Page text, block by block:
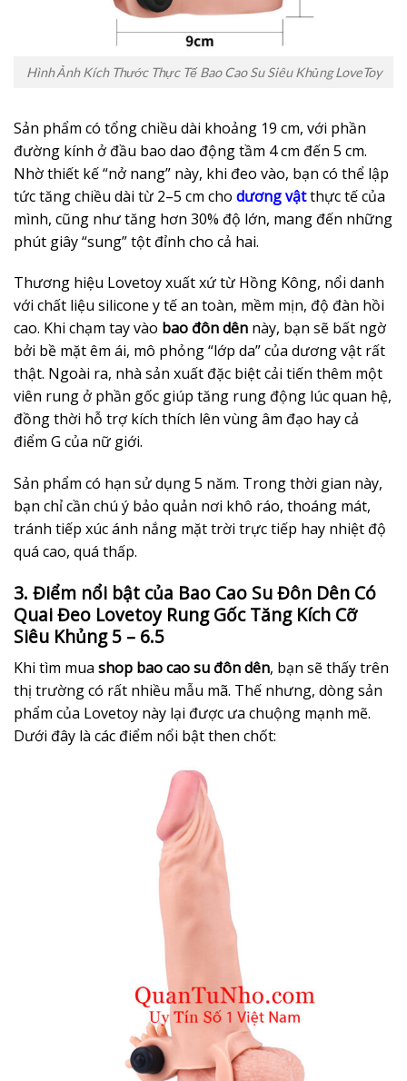
Hình Ảnh Kích Thước Thực Tế Bao Cao Su Siêu Khủng LoveToy
Sản phẩm có tổng chiều dài khoảng 19 cm, với phần
đường kính ở đầu bao dao động tầm 4 cm đến 5 cm.
Nhờ thiết kế “nở nang” này, khi đeo vào, bạn có thể lập
tức tăng chiều dài từ 2–5 cm cho dương vậtthực tế của
mình, cũng như tăng hơn 30% độ lớn, mang đến những
phút giây “sung” tột đỉnh cho cả hai.
Thương hiệu Lovetoy xuất xứ từ Hồng Kông, nổi danh
với chất liệu silicone y tế an toàn, mềm mịn, độ đàn hồi
cao. Khi chạm tay vào bao đôn dên này, bạn sẽ bất ngờ
bởi bề mặt êm ái, mô phỏng “lớp da” của dương vật rất
thật. Ngoài ra, nhà sản xuất đặc biệt cải tiến thêm một
viên rung ở phần gốc giúp tăng rung động lúc quan hệ,
đồng thời hỗ trợ kích thích lên vùng âm đạo hay cả
điểm G của nữ giới.
Sản phẩm có hạn sử dụng 5 năm. Trong thời gian này,
bạn chỉ cần chú ý bảo quản nơi khô ráo, thoáng mát,
tránh tiếp xúc ánh nắng mặt trời trực tiếp hay nhiệt độ
quá cao, quá thấp.
3. Điểm nổi bật của Bao Cao Su Đôn Dên Có
Quai Đeo Lovetoy Rung Gốc Tăng Kích Cỡ
Siêu Khủng 5 – 6.5
Khi tìm mua shop bao cao su đôn dên, bạn sẽ thấy trên
thị trường có rất nhiều mẫu mã. Thế nhưng, dòng sản
phẩm của Lovetoy này lại được ưa chuộng mạnh mẽ.
Dưới đây là các điểm nổi bật then chốt: